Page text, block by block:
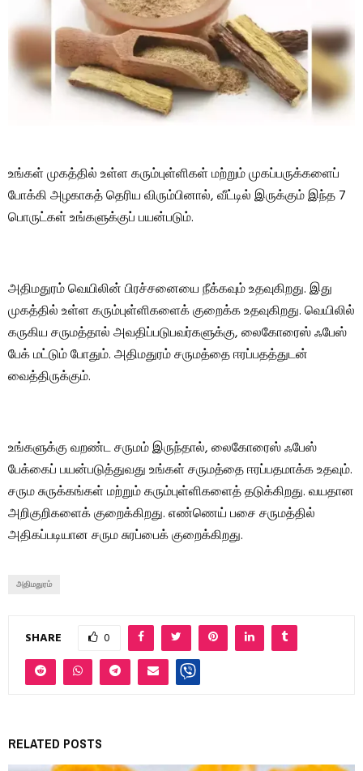
உங்கள் முகத்தில் உள்ள கரும்புள்ளிகள் மற்றும் முகப்பருக்களைப்
போக்கி அழகாகத் தெரிய விரும்பினால், வீட்டில் இருக்கும் இந்த 7
பொருட்கள் உங்களுக்குப் பயன்படும்.
அதிமதுரம் வெயிலின் பிரச்சனையை நீக்கவும் உதவுகிறது. இது
முகத்தில் உள்ள கரும்புள்ளிகளைக் குறைக்க உதவுகிறது. வெயிலில்
கருகிய சருமத்தால் அவதிப்படுபவர்களுக்கு, லைகோரைஸ் ஃபேஸ்
பேக் மட்டும் போதும். அதிமதுரம் சருமத்தை ஈரப்பதத்துடன்
வைத்திருக்கும்.
உங்களுக்கு வறண்ட சருமம் இருந்தால், லைகோரைஸ் ஃபேஸ்
பேக்கைப் பயன்படுத்துவது உங்கள் சருமத்தை ஈரப்பதமாக்க உதவும்.
சரும சுருக்கங்கள் மற்றும் கரும்புள்ளிகளைத் தடுக்கிறது. வயதான
அறிகுறிகளைக் குறைக்கிறது. எண்ணெய் பசை சருமத்தில்
அதிகப்படியான சரும சுரப்பைக் குறைக்கிறது.
அதிமதுரம்
SHARE 0
RELATED POSTS